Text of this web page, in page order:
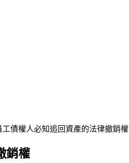
債權人必知追回資產的法律撤銷權
銷權